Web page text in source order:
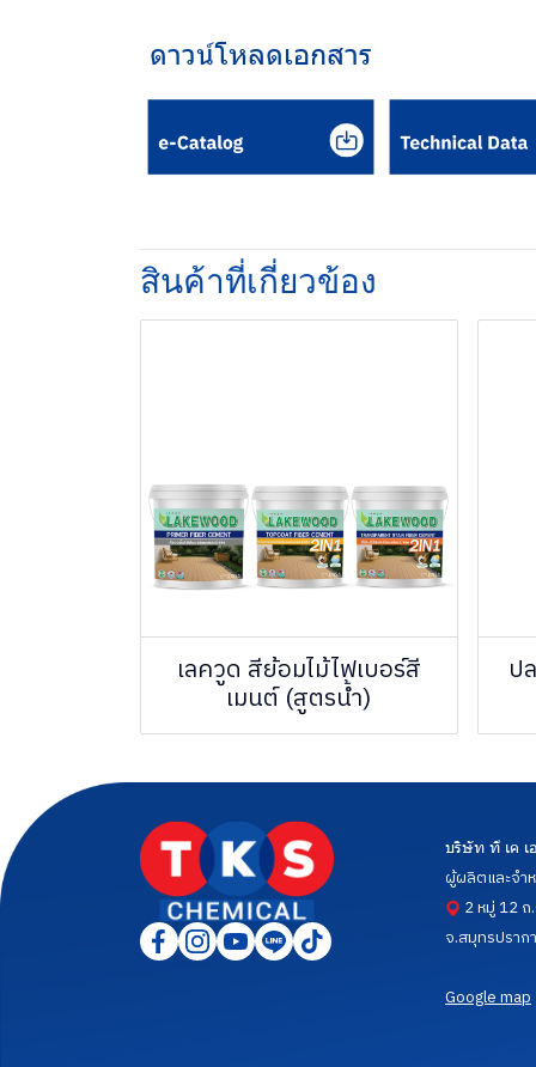
ดาวน์โหลดเอกสาร
สินค้าที่เกี่ยวข้อง
เลควูด สีย้อมไม้ไฟเบอร์สี
เมนต์ (สูตรน้ำ)
ป
บริษัท ที เค เ
ผู้ผลิตและจำ
2 หมู่ 12 ถ
จ.สมุทรปราก
Google map